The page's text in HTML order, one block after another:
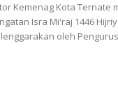
Kemenag Kota Ternate
Isra Mi'raj 1446
oleh